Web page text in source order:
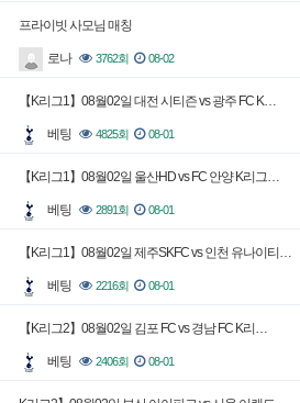
프라이빗 사모님 매칭
로나 3762회 08-02
【K리그1】08월02일 대전 시티즌 vs 광주 FC K…
베팅 4825회 08-01
【K리그1】08월02일 울산HD vs FC 안양 K리그…
베팅 2891회 08-01
【K리그1】08월02일 제주SKFC vs 인천 유나이티…
베팅 2216회 08-01
【K리그2】08월02일 김포 FC vs 경남 FC K리…
베팅 2406회 08-01